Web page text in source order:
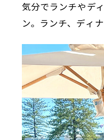
気分でランチやデ
ン。ランチ、ディ